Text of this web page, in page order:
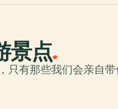
景点.
只有那些我们会亲自